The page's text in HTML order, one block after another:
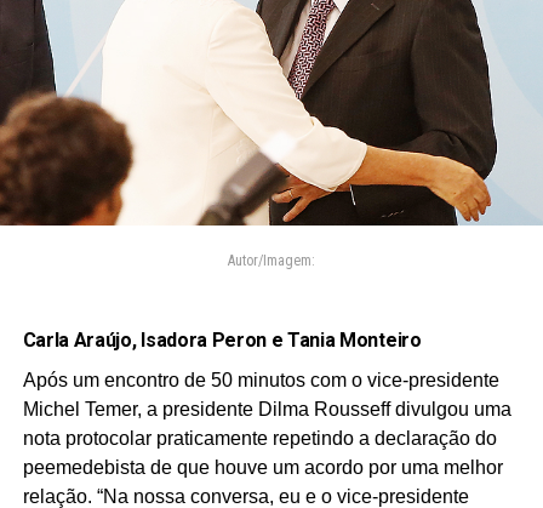
Autor/Imagem:
Carla Araújo, Isadora Peron e Tania Monteiro
Após um encontro de 50 minutos com o vice-presidente
Michel Temer, a presidente Dilma Rousseff divulgou uma
nota protocolar praticamente repetindo a declaração do
peemedebista de que houve um acordo por uma melhor
relação. “Na nossa conversa, eu e o vice-presidente